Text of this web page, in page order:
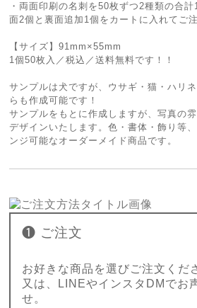
・両面印刷の名刺を50枚ずつ2種類の合
面2個と裏面追加1個をカートに入れてご
【サイズ】91mm×55mm
1個50枚入／税込／送料無料です！！
サンプルは犬ですが、ウサギ・猫・ハリ
らも作成可能です！
サンプルをもとに作成しますが、写真の
デザインいたします。色・書体・飾り等
ンジ可能なオーダーメイド商品です。
❶ ご注文
お好きな商品を選びご注文くだ
又は、LINEやインスタDMでお
せ。